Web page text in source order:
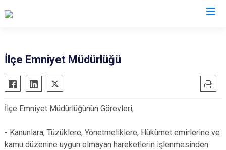
Enez
Havsa
İpsala
Lalapaşa
İlçe Emniyet Müdürlüğü
İlçe Emniyet Müdürlüğünün Görevleri;
- Kanunlara, Tüzüklere, Yönetmeliklere, Hükümet emirlerine ve
kamu düzenine uygun olmayan hareketlerin işlenmesinden